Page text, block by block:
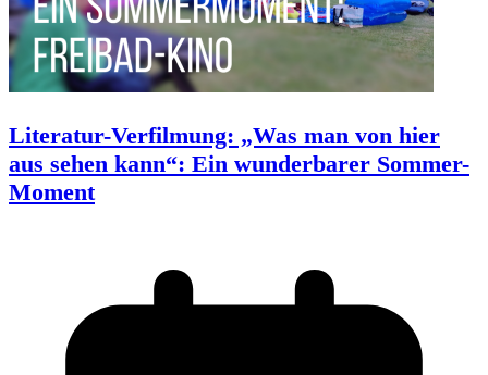
Literatur-Verfilmung: „Was man von hier
aus sehen kann“: Ein wunderbarer Sommer-
Moment